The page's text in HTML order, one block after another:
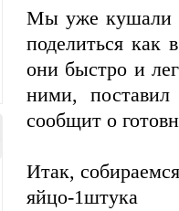
Мы уже кушали
поделиться как
они быстро и
ними,
сообщит о
Итак,
яйцо-1штука